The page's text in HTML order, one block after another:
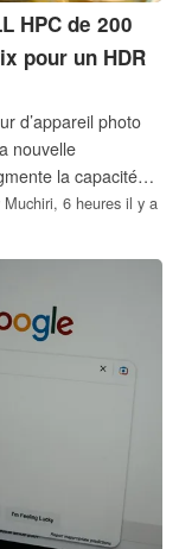
HPC de 200
pour un HDR
d’appareil photo
nouvelle
la capacité
rapport à la
du zoom.
6 heures il y a